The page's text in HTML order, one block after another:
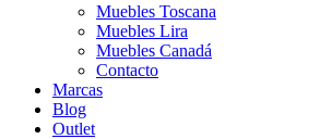
Muebles Toscana
Muebles Lira
Muebles Canadá
Contacto
Marcas
Blog
Outlet